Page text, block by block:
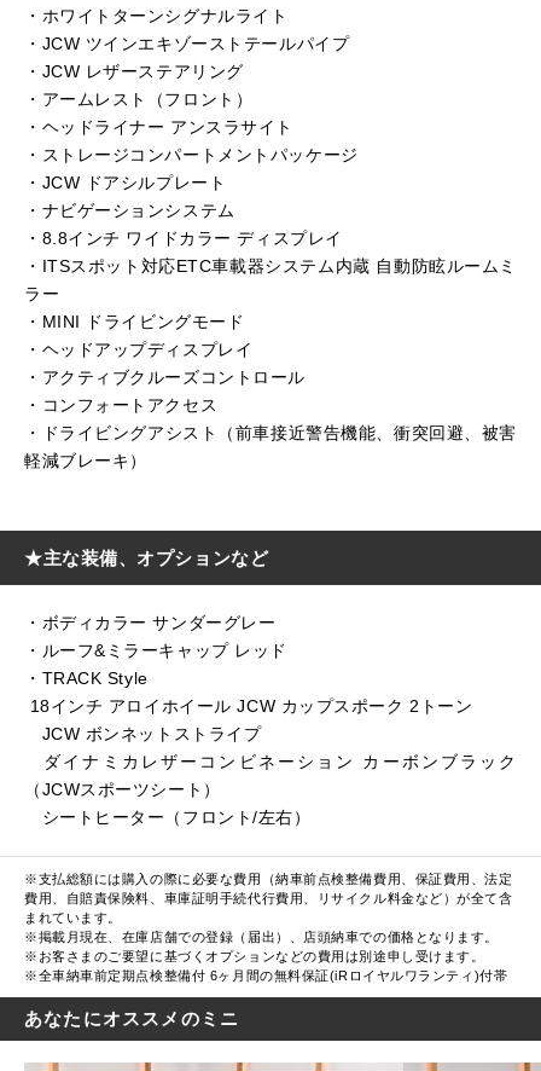
・ホワイトターンシグナルライト
・JCW ツインエキゾーストテールパイプ
・JCW レザーステアリング
・アームレスト（フロント）
・ヘッドライナー アンスラサイト
・ストレージコンパートメントパッケージ
・JCW ドアシルプレート
・ナビゲーションシステム
・8.8インチ ワイドカラー ディスプレイ
・ITSスポット対応ETC車載器システム内蔵 自動防眩ルームミ
ラー
・MINI ドライビングモード
・ヘッドアップディスプレイ
・アクティブクルーズコントロール
・コンフォートアクセス
・ドライビングアシスト（前車接近警告機能、衝突回避、被害
軽減ブレーキ）
★主な装備、オプションなど
・ボディカラー サンダーグレー
・ルーフ&ミラーキャップ レッド
・TRACK Style
18インチ アロイホイール JCW カップスポーク 2トーン
JCW ボンネットストライプ
ダイナミカレザーコンビネーション カーボンブラック
（JCWスポーツシート）
シートヒーター（フロント/左右）
※支払総額には購入の際に必要な費用（納車前点検整備費用、保証費用、法定
費用、自賠責保険料、車庫証明手続代行費用、リサイクル料金など）が全て含
まれています。
※掲載月現在、在庫店舗での登録（届出）、店頭納車での価格となります。
※お客さまのご要望に基づくオプションなどの費用は別途申し受けます。
※全車納車前定期点検整備付 6ヶ月間の無料保証(iRロイヤルワランティ)付帯
あなたにオススメのミニ